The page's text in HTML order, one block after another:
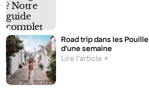
Road trip dans les
d’une semaine
Lire l’article